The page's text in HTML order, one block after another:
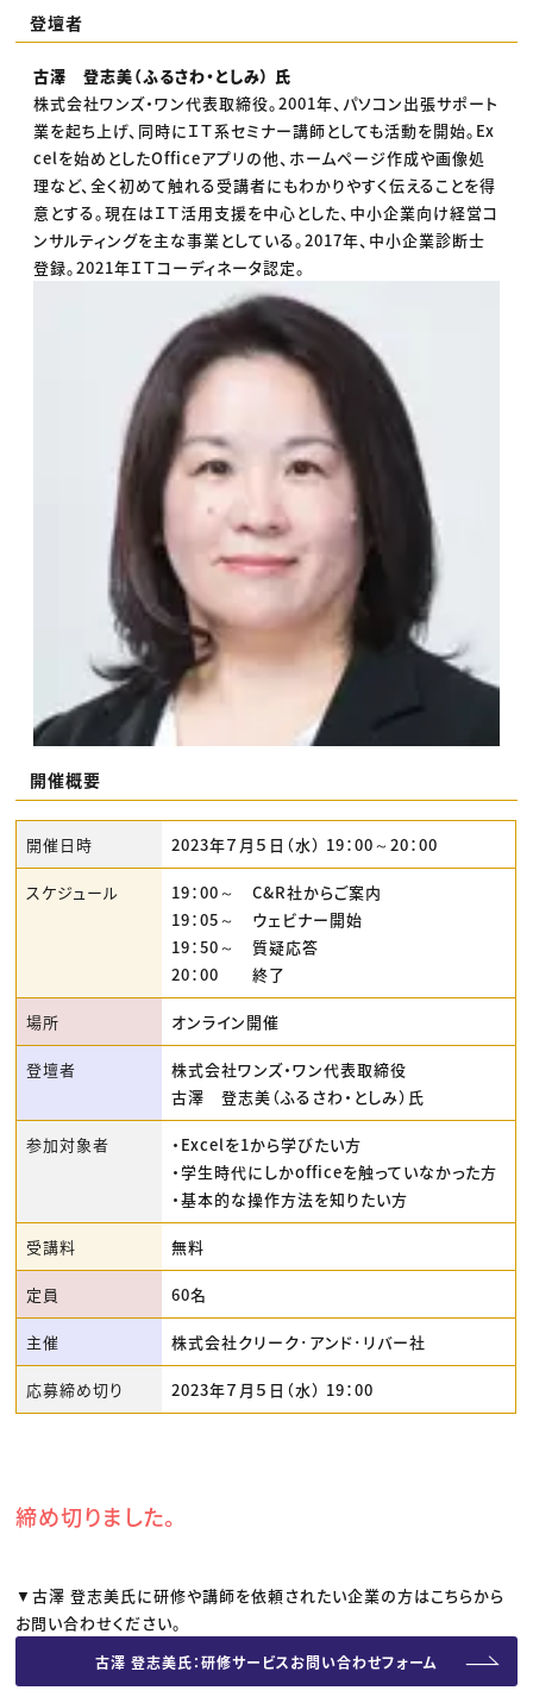
登壇者
古澤 登志美（ふるさわ・としみ） 氏
株式会社ワンズ・ワン代表取締役。2001年、パソコン出張サポート
業を起ち上げ、同時にＩＴ系セミナー講師としても活動を開始。Ex
celを始めとしたOfficeアプリの他、ホームページ作成や画像処
理など、全く初めて触れる受講者にもわかりやすく伝えることを得
意とする。現在はＩＴ活用支援を中心とした、中小企業向け経営コ
ンサルティングを主な事業としている。2017年、中小企業診断士
登録。2021年ＩＴコーディネータ認定。
開催概要
開催日時 2023年７月５日（水） 19：00～20：00
スケジュール
19：00～ C&R社からご案内
19：05～ ウェビナー開始
19：50～ 質疑応答
20：00 終了
場所 オンライン開催
登壇者
株式会社ワンズ・ワン代表取締役
古澤 登志美（ふるさわ・としみ）氏
参加対象者
・Excelを1から学びたい方
・学生時代にしかofficeを触っていなかった方
・基本的な操作方法を知りたい方
受講料 無料
定員 60名
主催 株式会社クリーク･アンド･リバー社
応募締め切り 2023年７月５日（水） 19：00
締め切りました。
▼古澤 登志美氏に研修や講師を依頼されたい企業の方はこちらから
お問い合わせください。
古澤 登志美氏：研修サービスお問い合わせフォーム